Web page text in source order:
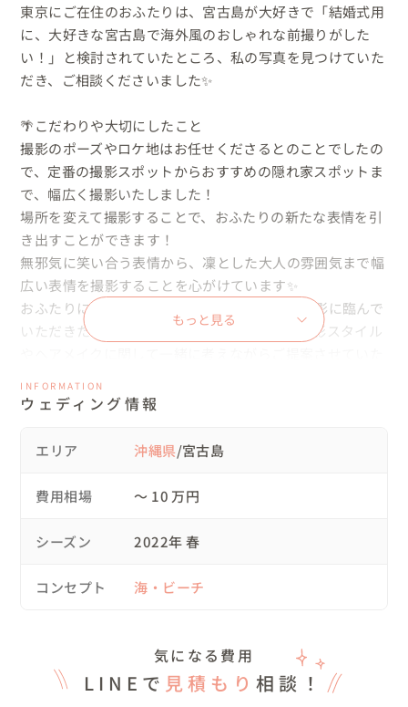
東京にご在住のおふたりは、宮古島が大好きで「結婚式用
に、大好きな宮古島で海外風のおしゃれな前撮りがした
い！」と検討されていたところ、私の写真を見つけていた
だき、ご相談くださいました✨
🌴こだわりや大切にしたこと
撮影のポーズやロケ地はお任せくださるとのことでしたの
で、定番の撮影スポットからおすすめの隠れ家スポットま
で、幅広く撮影いたしました！
場所を変えて撮影することで、おふたりの新たな表情を引
き出すことができます！
無邪気に笑い合う表情から、凜とした大人の雰囲気まで幅
広い表情を撮影することを心がけています✨
おふたりに、少しでもリラックスした状態で撮影に臨んで
いただきたいので、事前に打合わせをして、撮影スタイル
衣装・ブーケはお持ち込みされました。ヘアメイクさんも
サングラス等の小物は私の私物で、撮影中は持ち歩いてい
09:00 お支度後、集合し車で移動🚗
🌴当日のご様子
もっと見る
INFORMATION
ウェディング情報
エリア 沖縄県/宮古島
費用相場 〜 10 万円
シーズン 2022年 春
コンセプト 海・ビーチ
気になる費用
LINEで 見積もり 相談！